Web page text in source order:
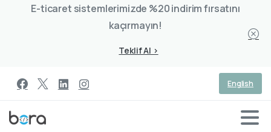
E-ticaret sistemlerimizde %20 indirim fırsatını
kaçırmayın!
Teklif Al >
English